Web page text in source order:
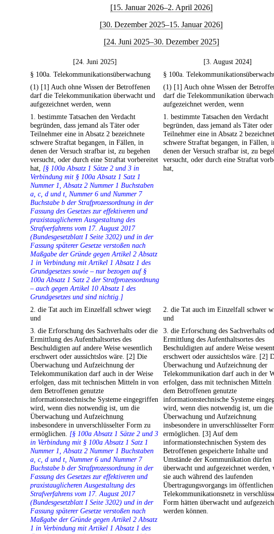
[15. Januar 2026–2. April 2026]
[30. Dezember 2025–15. Januar 2026]
[24. Juni 2025–30. Dezember 2025]
[24. Juni 2025]
[3. August 2024]
§ 100a. Telekommunikationsüberwachung
§ 100a.
(1) [1] Auch ohne Wissen der Betroffenen
darf die Telekommunikation überwacht und
aufgezeichnet werden, wenn
(1) [1] Auch ohne Wissen der
darf die Telekommunikation
aufgezeichnet werden, wenn
1. bestimmte Tatsachen den Verdacht
begründen, dass jemand als Täter oder
Teilnehmer eine in Absatz 2 bezeichnete
schwere Straftat begangen, in Fällen, in
denen der Versuch strafbar ist, zu begehen
versucht, oder durch eine Straftat vorbereitet
hat, [§ 100a Absatz 1 Sätze 2 und 3 in
Verbindung mit § 100a Absatz 1 Satz 1
Nummer 1, Absatz 2 Nummer 1 Buchstaben
a, c, d und t, Nummer 6 und Nummer 7
Buchstabe b der Strafprozessordnung in der
Fassung des Gesetzes zur effektiveren und
praxistauglicheren Ausgestaltung des
Strafverfahrens vom 17. August 2017
(Bundesgesetzblatt I Seite 3202) und in der
Fassung späterer Gesetze verstoßen nach
Maßgabe der Gründe gegen Artikel 2 Absatz
1 in Verbindung mit Artikel 1 Absatz 1 des
Grundgesetzes sowie – nur bezogen auf §
100a Absatz 1 Satz 2 der Strafprozessordnung
– auch gegen Artikel 10 Absatz 1 des
Grundgesetzes und sind nichtig.]
1. bestimmte Tatsachen den Verdacht
begründen, dass jemand als Täter oder
Teilnehmer eine in Absatz 2
schwere Straftat begangen, in Fällen,
denen der Versuch strafbar ist, zu
versucht, oder durch eine Straftat
hat,
2. die Tat auch im Einzelfall schwer wiegt
und
2. die Tat auch im Einzelfall schwer
und
3. die Erforschung des Sachverhalts oder die
Ermittlung des Aufenthaltsortes des
Beschuldigten auf andere Weise wesentlich
erschwert oder aussichtslos wäre. [2] Die
Überwachung und Aufzeichnung der
Telekommunikation darf auch in der Weise
erfolgen, dass mit technischen Mitteln in von
dem Betroffenen genutzte
informationstechnische Systeme eingegriffen
wird, wenn dies notwendig ist, um die
Überwachung und Aufzeichnung
insbesondere in unverschlüsselter Form zu
ermöglichen. [§ 100a Absatz 1 Sätze 2 und 3
in Verbindung mit § 100a Absatz 1 Satz 1
Nummer 1, Absatz 2 Nummer 1 Buchstaben
a, c, d und t, Nummer 6 und Nummer 7
Buchstabe b der Strafprozessordnung in der
Fassung des Gesetzes zur effektiveren und
praxistauglicheren Ausgestaltung des
Strafverfahrens vom 17. August 2017
(Bundesgesetzblatt I Seite 3202) und in der
Fassung späterer Gesetze verstoßen nach
Maßgabe der Gründe gegen Artikel 2 Absatz
1 in Verbindung mit Artikel 1 Absatz 1 des
3. die Erforschung des Sachverhalts
Ermittlung des Aufenthaltsortes des
Beschuldigten auf andere Weise
erschwert oder aussichtslos wäre. [2]
Überwachung und Aufzeichnung der
Telekommunikation darf auch in der
erfolgen, dass mit technischen Mitteln
dem Betroffenen genutzte
informationstechnische Systeme
wird, wenn dies notwendig ist, um die
Überwachung und Aufzeichnung
insbesondere in unverschlüsselter
ermöglichen. [3] Auf dem
informationstechnischen System des
Betroffenen gespeicherte Inhalte und
Umstände der Kommunikation dürfen
überwacht und aufgezeichnet werden,
sie auch während des laufenden
Übertragungsvorgangs im öffentlichen
Telekommunikationsnetz in
Form hätten überwacht und
werden können.